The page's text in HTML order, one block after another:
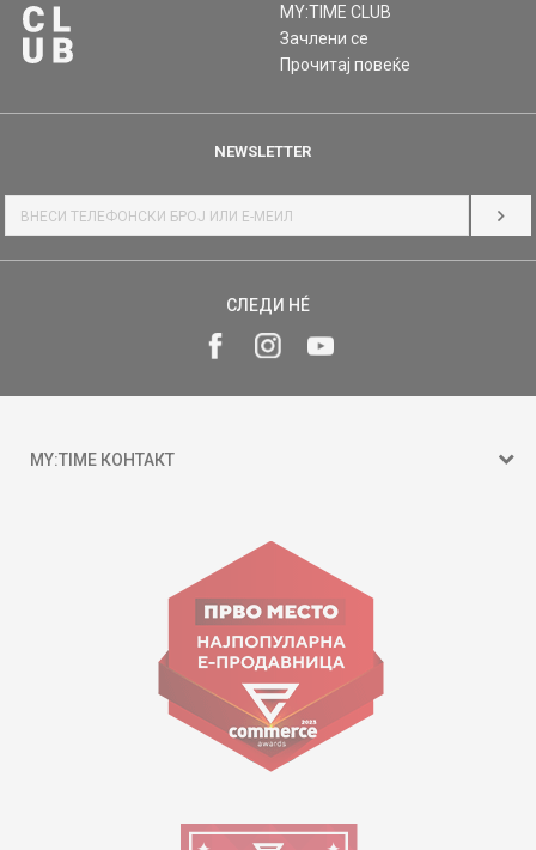
MY:TIME CLUB
Зачлени се
Прочитај повеќе
NEWSLETTER
СЛЕДИ НÉ
MY:TIME КОНТАКТ
ул. Гоце Николовски бр.74 Скопје
contact@mytime.mk
Работно време:
09:00 до 17:00